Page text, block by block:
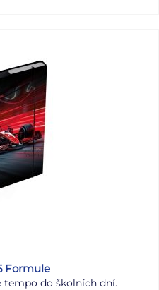
Formule
tempo do školních dní.